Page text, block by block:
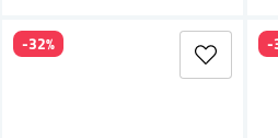
-32% -